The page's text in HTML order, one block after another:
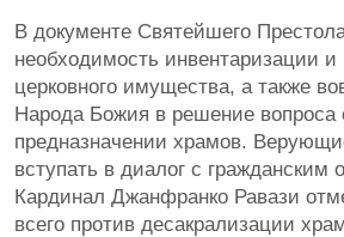
В документе Святейшего
необходимость инвентаризации и
церковного имущества, а также
Народа Божия в решение вопроса
предназначении храмов.
вступать в диалог с гражданским
Кардинал Джанфранко Равази
всего против десакрализации